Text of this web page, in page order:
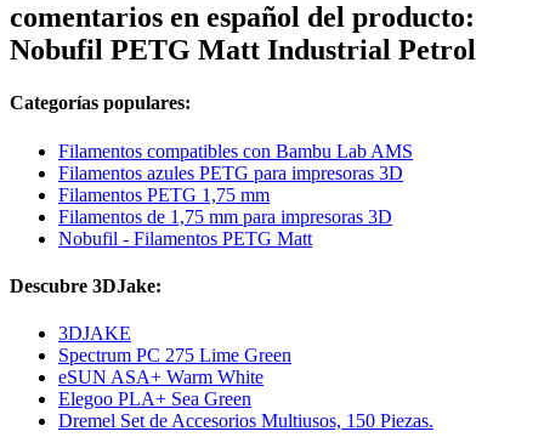
comentarios en español del producto:
Nobufil PETG Matt Industrial Petrol
Categorías populares:
Filamentos compatibles con Bambu Lab AMS
Filamentos azules PETG para impresoras 3D
Filamentos PETG 1,75 mm
Filamentos de 1,75 mm para impresoras 3D
Nobufil - Filamentos PETG Matt
Descubre 3DJake:
3DJAKE
Spectrum PC 275 Lime Green
eSUN ASA+ Warm White
Elegoo PLA+ Sea Green
Dremel Set de Accesorios Multiusos, 150 Piezas.